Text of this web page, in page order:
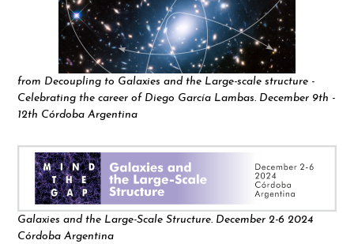
from Decoupling to Galaxies and the Large-scale structure -
Celebrating the career of Diego García Lambas. December 9th -
12th Córdoba Argentina
Galaxies and the Large-Scale Structure. December 2-6 2024
Córdoba Argentina